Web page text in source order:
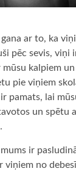
ar to, ka
pēc sevis, viņi
kalpiem
pie viņiem
pamats, lai
un spētu
ir
viņiem no